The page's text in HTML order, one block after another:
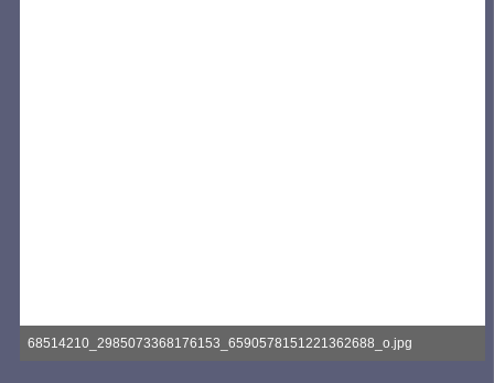
68514210_2985073368176153_6590578151221362688_o.jpg